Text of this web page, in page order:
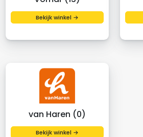
Bekijk winkel →
van Haren (0)
Bekijk winkel →